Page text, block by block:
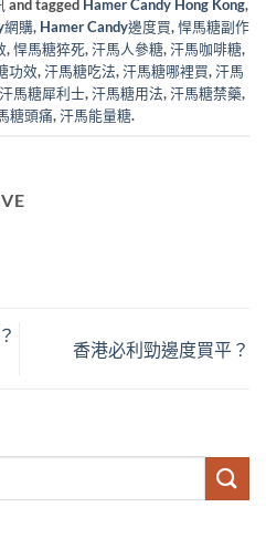
and tagged Hamer Candy Hong Kong,
網購, Hamer Candy邊度買,悍馬糖副作
,悍馬糖猝死,汗馬人參糖,汗馬咖啡糖,
功效,汗馬糖吃法,汗馬糖哪裡買,汗馬
汗馬糖犀利士,汗馬糖用法,汗馬糖禁藥,
糖頭痛,汗馬能量糖.
香港必利勁邊度買平？